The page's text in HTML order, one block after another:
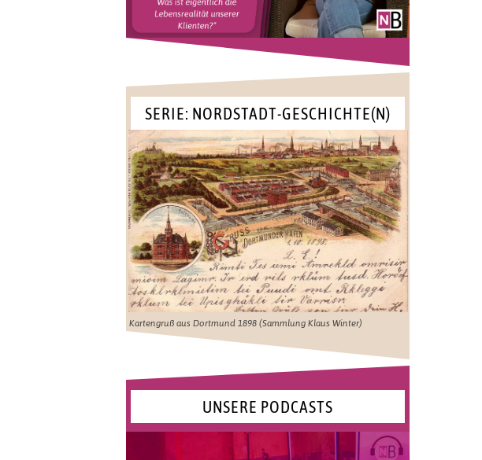
SERIE: NORDSTADT-GESCHICHTE(N)
Kartengruß aus Dortmund 1898 (Sammlung Klaus Winter)
UNSERE PODCASTS